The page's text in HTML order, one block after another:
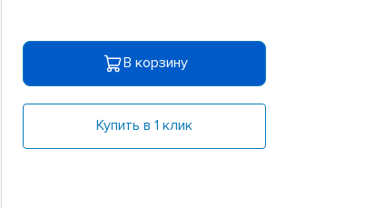
В корзину
Купить в 1 клик